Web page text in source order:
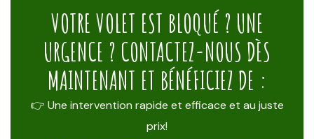
VOTRE VOLET EST BLOQUÉ ? UNE
URGENCE ? CONTACTEZ-NOUS DÈS
MAINTENANT ET BÉNÉFICIEZ DE :
👉 Une intervention rapide et efficace et au juste
prix!